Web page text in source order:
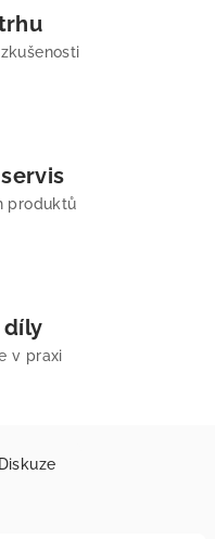
produktů
díly
v praxi
Diskuze